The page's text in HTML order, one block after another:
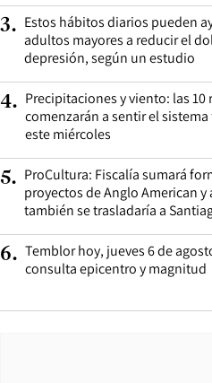
3. Estos hábitos diarios pueden
adultos mayores a reducir el
depresión, según un estudio
4. Precipitaciones y viento: las 10
comenzarán a sentir el
este miércoles
5. ProCultura: Fiscalía sumará
proyectos de Anglo American
también se trasladaría a
6. Temblor hoy, jueves 6 de
consulta epicentro y magnitud